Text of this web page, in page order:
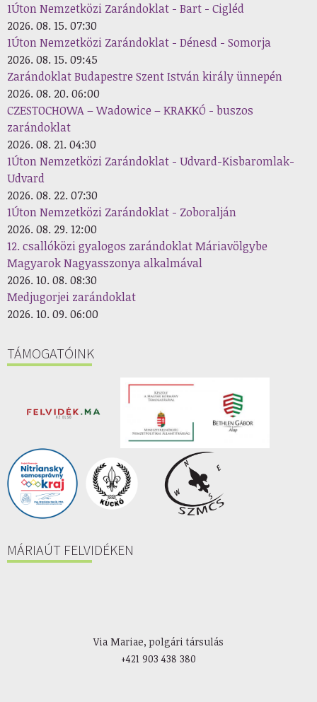
1Úton Nemzetközi Zarándoklat - Bart - Cigléd
2026. 08. 15. 07:30
1Úton Nemzetközi Zarándoklat - Dénesd - Somorja
2026. 08. 15. 09:45
Zarándoklat Budapestre Szent István király ünnepén
2026. 08. 20. 06:00
CZESTOCHOWA – Wadowice – KRAKKÓ - buszos
zarándoklat
2026. 08. 21. 04:30
1Úton Nemzetközi Zarándoklat - Udvard-Kisbaromlak-
Udvard
2026. 08. 22. 07:30
1Úton Nemzetközi Zarándoklat - Zoboralján
2026. 08. 29. 12:00
12. csallóközi gyalogos zarándoklat Máriavölgybe
Magyarok Nagyasszonya alkalmával
2026. 10. 08. 08:30
Medjugorjei zarándoklat
2026. 10. 09. 06:00
TÁMOGATÓINK
MÁRIAÚT FELVIDÉKEN
Via Mariae, polgári társulás
+421 903 438 380